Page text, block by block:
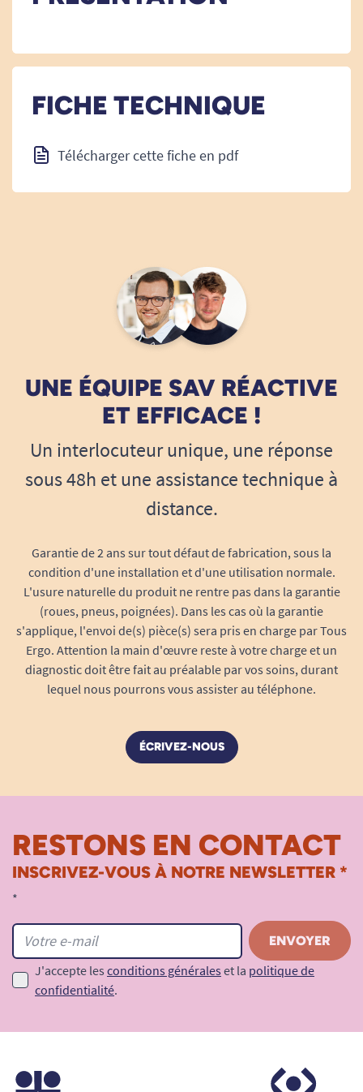
FICHE TECHNIQUE
Télécharger cette fiche en pdf
UNE ÉQUIPE SAV RÉACTIVE
ET EFFICACE !
Un interlocuteur unique, une réponse
sous 48h et une assistance technique à
distance.
Garantie de 2 ans sur tout défaut de fabrication, sous la
condition d'une installation et d'une utilisation normale.
L'usure naturelle du produit ne rentre pas dans la garantie
(roues, pneus, poignées). Dans les cas où la garantie
s'applique, l'envoi de(s) pièce(s) sera pris en charge par Tous
Ergo. Attention la main d'œuvre reste à votre charge et un
diagnostic doit être fait au préalable par vos soins, durant
lequel nous pourrons vous assister au téléphone.
ÉCRIVEZ-NOUS
RESTONS EN CONTACT
INSCRIVEZ-VOUS À NOTRE NEWSLETTER *
*
J'accepte les conditions générales et la politique de
confidentialité.